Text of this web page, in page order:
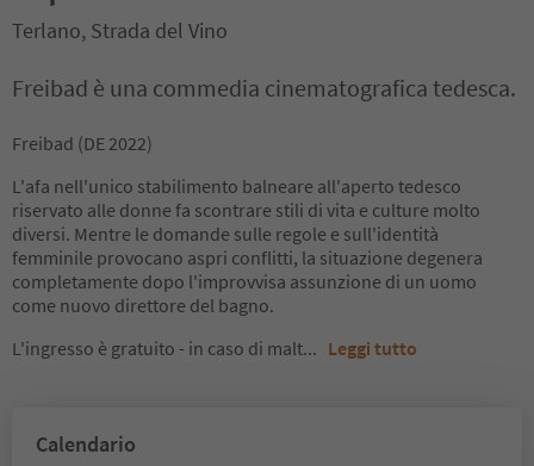
Terlano, Strada del Vino
Freibad è una commedia cinematografica tedesca.
Freibad (DE 2022)
L'afa nell'unico stabilimento balneare all'aperto tedesco
riservato alle donne fa scontrare stili di vita e culture molto
diversi. Mentre le domande sulle regole e sull'identità
femminile provocano aspri conflitti, la situazione degenera
completamente dopo l'improvvisa assunzione di un uomo
come nuovo direttore del bagno.
L'ingresso è gratuito - in caso di malt... Leggi tutto
Calendario